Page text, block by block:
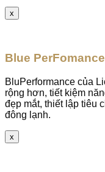
x
Blue PerFomance
BluPerformance của
rộng hơn, tiết kiệm
đẹp mắt, thiết lập tiêu
đông lạnh.
x